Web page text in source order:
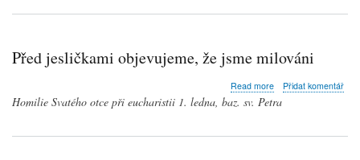
Před jesličkami objevujeme, že jsme milováni
Read moreabout
že
Přidat komentář
Homilie Svatého otce při eucharistii 1. ledna, baz. sv. Petra